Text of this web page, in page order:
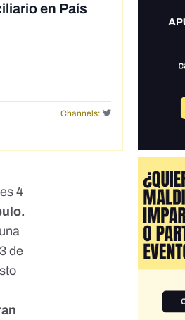
en País
Channels:
4
de